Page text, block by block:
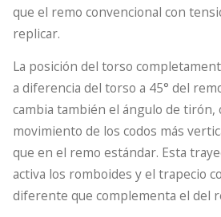
que el remo convencional con
replicar.
La posición del torso
a diferencia del torso a 45° del
cambia también el ángulo de tirón,
movimiento de los codos más
que en el remo estándar. Esta
activa los romboides y el trapecio
diferente que complementa el del